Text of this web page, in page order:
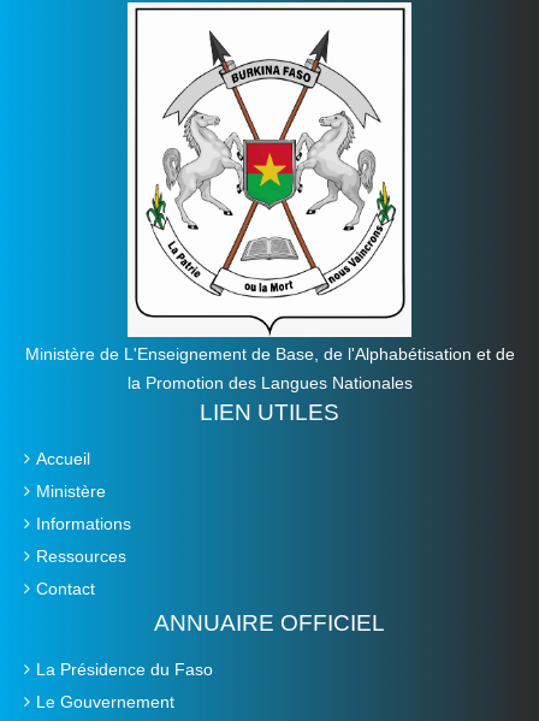
Ministère de L'Enseignement de Base, de l'Alphabétisation et de
la Promotion des Langues Nationales
LIEN UTILES
Accueil
Ministère
Informations
Ressources
Contact
ANNUAIRE OFFICIEL
La Présidence du Faso
Le Gouvernement